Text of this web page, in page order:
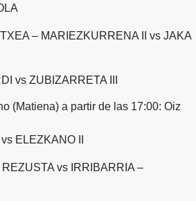
– MARIEZKURRENA II vs JAKA
vs ZUBIZARRETA III
(Matiena) a partir de las 17:00: Oiz
ELEZKANO II
vs IRRIBARRIA –